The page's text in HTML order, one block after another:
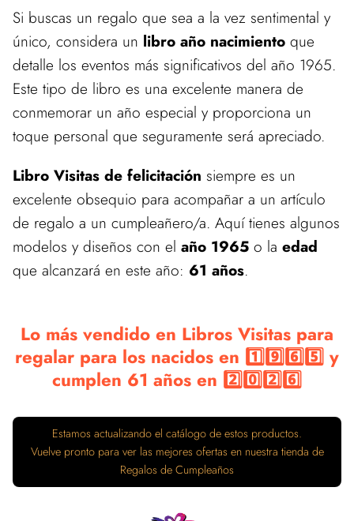
Si buscas un regalo que sea a la vez sentimental y
único, considera un libro año nacimiento que
detalle los eventos más significativos del año 1965.
Este tipo de libro es una excelente manera de
conmemorar un año especial y proporciona un
toque personal que seguramente será apreciado.
Libro Visitas de felicitación siempre es un
excelente obsequio para acompañar a un artículo
de regalo a un cumpleañero/a. Aquí tienes algunos
modelos y diseños con el año 1965 o la edad
que alcanzará en este año: 61 años.
Lo más vendido en Libros Visitas para
regalar para los nacidos en 1️⃣9️⃣6️⃣5️⃣ y
cumplen 61 años en 2️⃣0️⃣2️⃣6️⃣